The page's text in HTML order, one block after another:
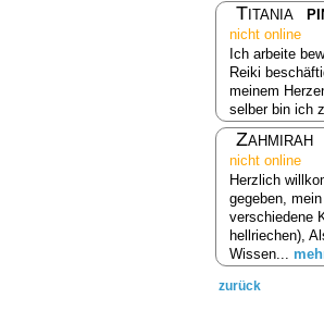
Titania
nicht online
Ich arbeite
Reiki
meinem
selber bin ich
Zahmirah
nicht online
Herzlich
gegeben,
verschiedene
hellriechen),
Wissen...
zurück